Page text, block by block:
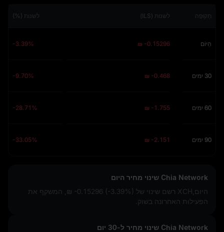
תְקוּפָה לשנות (ILS) לשנות (%)
הַיוֹם ₪ -0.15296
-3.39%
30 ימים ₪ -0.468
-9.70%
60 ימים ₪ -1.755
-28.71%
90 ימים ₪ -2.151
-33.05%
Chia Network שינוי מחיר היום
היום,XCH רשם שינוי של
₪ -0.15296 (-3.39%) , המשקף את
הפעילות האחרונה בשוק.
Chia Network שינוי מחיר ל-30 יום